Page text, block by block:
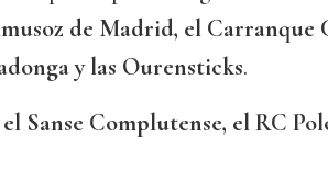
de Madrid, el Carranque
y las Ourensticks.
Sanse Complutense, el RC